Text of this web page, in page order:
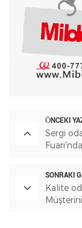
ÖNCEKI
Sergi
Fuarı'nda
SONRAKI
Kalite